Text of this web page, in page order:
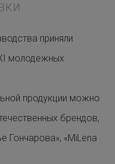
приняли
молодежных
продукции можно
брендов,
Гончарова», «MiLena